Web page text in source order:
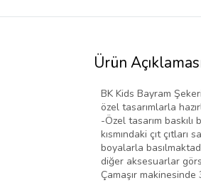
Ürün
BK Kids Bayram
özel tasarımlarla
-Özel tasarım
kısmındaki çıt
boyalarla
diğer aksesuarlar
Çamaşır